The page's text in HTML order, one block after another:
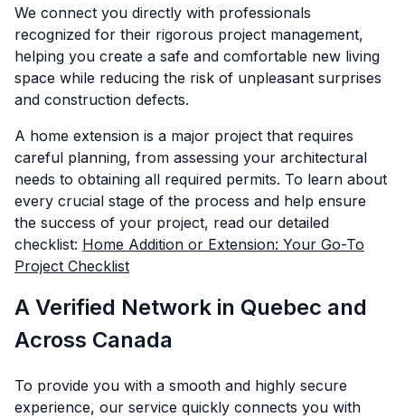
We connect you directly with professionals
recognized for their rigorous project management,
helping you create a safe and comfortable new living
space while reducing the risk of unpleasant surprises
and construction defects.
A home extension is a major project that requires
careful planning, from assessing your architectural
needs to obtaining all required permits. To learn about
every crucial stage of the process and help ensure
the success of your project, read our detailed
checklist: Home Addition or Extension: Your Go-To
Project Checklist
A Verified Network in Quebec and
Across Canada
To provide you with a smooth and highly secure
experience, our service quickly connects you with